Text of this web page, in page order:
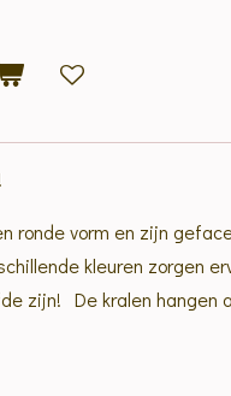
ronde vorm en zijn
kleuren zorgen
zijn! De kralen hangen